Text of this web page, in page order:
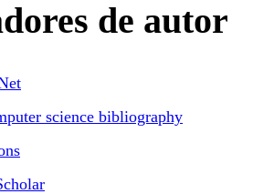
de autor
science bibliography